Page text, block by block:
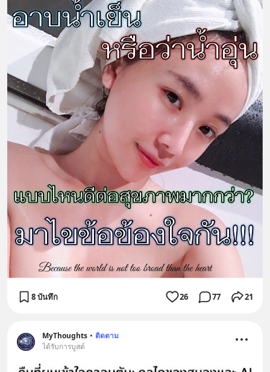
8 บันทึก 26 77 21
MyThoughts • ติดตาม
ได้รับการบูสต์